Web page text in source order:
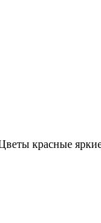
красные